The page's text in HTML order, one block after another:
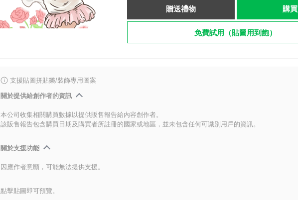
贈送禮物 購買
免費試用（貼圖用到飽）
支援貼圖拼貼樂/裝飾專用圖案
關於提供給創作者的資訊
本公司收集相關購買數據以提供販售報告給內容創作者。
該販售報告包含購買日期及購買者所註冊的國家或地區，並未包含任何可識別用戶的資訊。
關於支援功能
因應作者意願，可能無法提供支援。
點擊貼圖即可預覽。